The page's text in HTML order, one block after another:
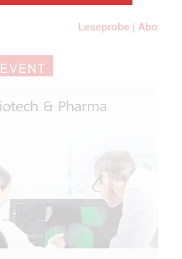
Leseprobe | Abo
EVENT